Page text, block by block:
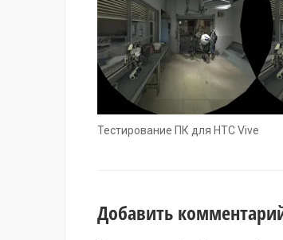
Тестирование ПК для HTC Vive
Добавить